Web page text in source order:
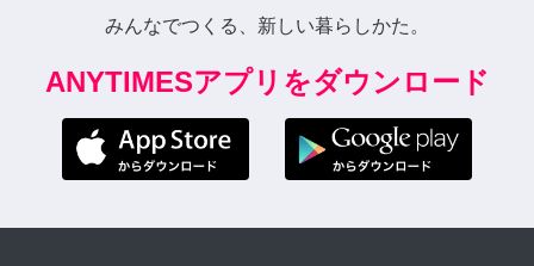
みんなでつくる、新しい暮らしかた。
ANYTIMESアプリをダウンロード